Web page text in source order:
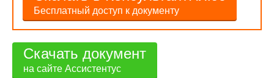
Бесплатный доступ к документу
Скачать документ
на сайте Ассистентус